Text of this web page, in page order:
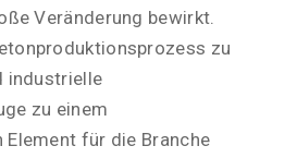
Veränderung bewirkt.
zu
industrielle
zu einem
Element für die Branche